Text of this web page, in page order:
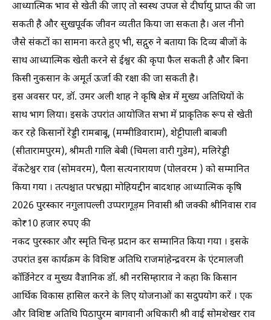
आध्यात्मिक भाव से खेती की जाए तो स्वस्थ उपज से दीर्घायु प्राप्त की जा
सकती है और सुखपूर्वक जीवन व्यतीत किया जा सकता है। अल नीनो
जैसे संकटों का सामना करते हुए भी, सद्गुरु ने बताया कि दिव्य बीजों के
साथ आध्यात्मिक खेती करने से ईश्वर की कृपा फैल सकती है और बिना
किसी नुकसान के अमूर्त ऊर्जा की रक्षा की जा सकती है।
इस अवसर पर, डॉ. उमर अली शाह ने कृषि क्षेत्र में मुख्य अतिथियों के
साथ भाग लिया। इसके उपरांत आयोजित सभा में प्राकृतिक रूप से खेती
कर रहे किसानों रेड्डी रामबाबू, (मम्मीडिवाराम), शेट्टीपाली बाबजी
(सीतारामपुरम), श्रीमती गालि बेबी (चिमला वारी गुडेम), मलिरेड्डी
वेंकटेश्वर राव (सोमवरम), पैला सत्यनारायण (पोलवरम ) को सम्मानित
किया गया । तत्पश्चात परभ्रह्मा मोहियद्दीन बादशाह आध्यात्मिक कृषि
2026 पुरस्कार नगुलापल्ली उप्परागूड़म निवासी श्री जक्की श्रीनिवास राव
को₹10 हजार रुपए की
नकद पुरस्कार और स्मृति चिन्ह प्रदान कर सम्मानित किया गया । इसके
उपरांत इस कार्यक्रम के विशिष्ट अतिथि राजमांहेन्द्रवरम के एंटमालजी
कॉर्डिनेटर व मुख्य वैज्ञानिक डॉ. श्री नरसिम्हाराव ने कहा कि किसान
आर्थिक विकास हासिल करने के लिए योजनाओं का सदुपयोग करें । एक
और विशिष्ट अतिथि पिठापुरम बागवानी अधिकारी श्री वाई सोमशेखर राव